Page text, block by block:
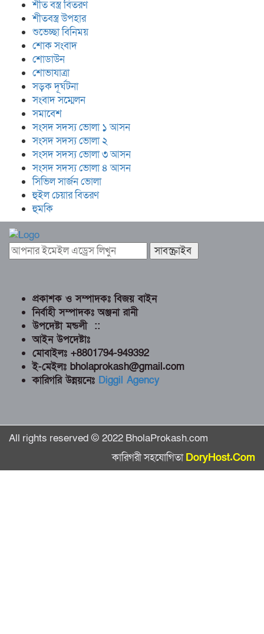
শীত বস্ত্র বিতরণ
শীতবস্ত্র উপহার
শুভেচ্ছা বিনিময়
শোক সংবাদ
শোডাউন
শোভাযাত্রা
সড়ক দূর্ঘটনা
সংবাদ সম্মেলন
সমাবেশ
সংসদ সদস্য ভোলা ১ আসন
সংসদ সদস্য ভোলা ২
সংসদ সদস্য ভোলা ৩ আসন
সংসদ সদস্য ভোলা ৪ আসন
সিভিল সার্জন ভোলা
হুইল চেয়ার বিতরণ
হুমকি
প্রকাশক ও সম্পাদকঃ বিজয় বাইন
নির্বাহী সম্পাদকঃ অঞ্জনা রানী
উপদেষ্টা মন্ডলী ::
আইন উপদেষ্টাঃ
মোবাইলঃ +8801794-949392
ই-মেইলঃ bholaprokash@gmail.com
কারিগরি উন্নয়নেঃ Diggil Agency
All rights reserved © 2022 BholaProkash.com
কারিগরী সহযোগিতাDoryHost.Com